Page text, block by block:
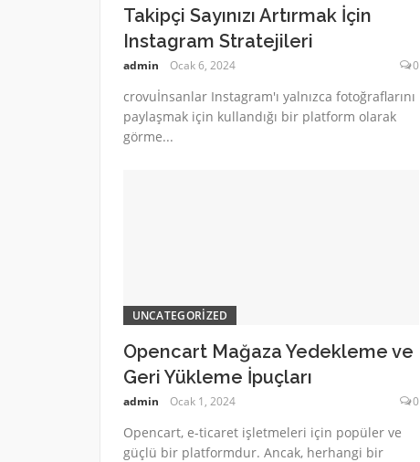
Takipçi Sayınızı Artırmak İçin
Instagram Stratejileri
admin Ocak 6, 2024 0
crovuİnsanlar Instagram'ı yalnızca fotoğraflarını
paylaşmak için kullandığı bir platform olarak
görme...
UNCATEGORIZED
Opencart Mağaza Yedekleme ve
Geri Yükleme İpuçları
admin Ocak 1, 2024 0
Opencart, e-ticaret işletmeleri için popüler ve
güçlü bir platformdur. Ancak, herhangi bir